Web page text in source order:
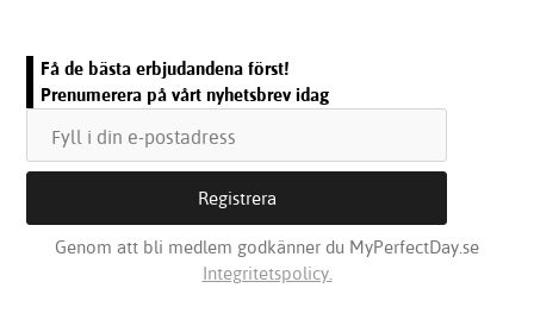
Få de bästa erbjudandena först!
Prenumerera på vårt nyhetsbrev idag
Genom att bli medlem godkänner du MyPerfectDay.se
Integritetspolicy.